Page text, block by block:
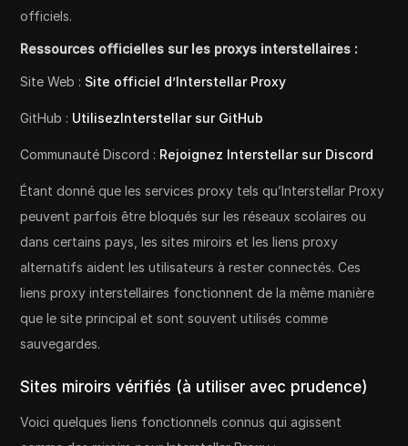
officiels.
Ressources officielles sur les proxys interstellaires :
Site Web : Site officiel d’Interstellar Proxy
GitHub : UtilisezInterstellar sur GitHub
Communauté Discord : Rejoignez Interstellar sur Discord
Étant donné que les services proxy tels qu’Interstellar Proxy
peuvent parfois être bloqués sur les réseaux scolaires ou
dans certains pays, les sites miroirs et les liens proxy
alternatifs aident les utilisateurs à rester connectés. Ces
liens proxy interstellaires fonctionnent de la même manière
que le site principal et sont souvent utilisés comme
sauvegardes.
Sites miroirs vérifiés (à utiliser avec prudence)
Voici quelques liens fonctionnels connus qui agissent